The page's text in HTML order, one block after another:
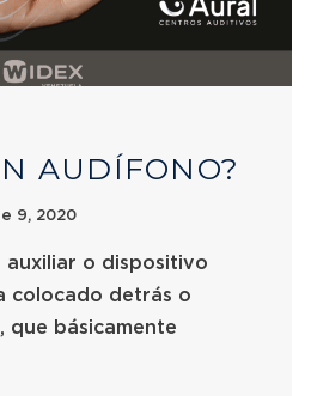
AUDÍFONO?
9, 2020
auxiliar o dispositivo
colocado detrás o
que básicamente